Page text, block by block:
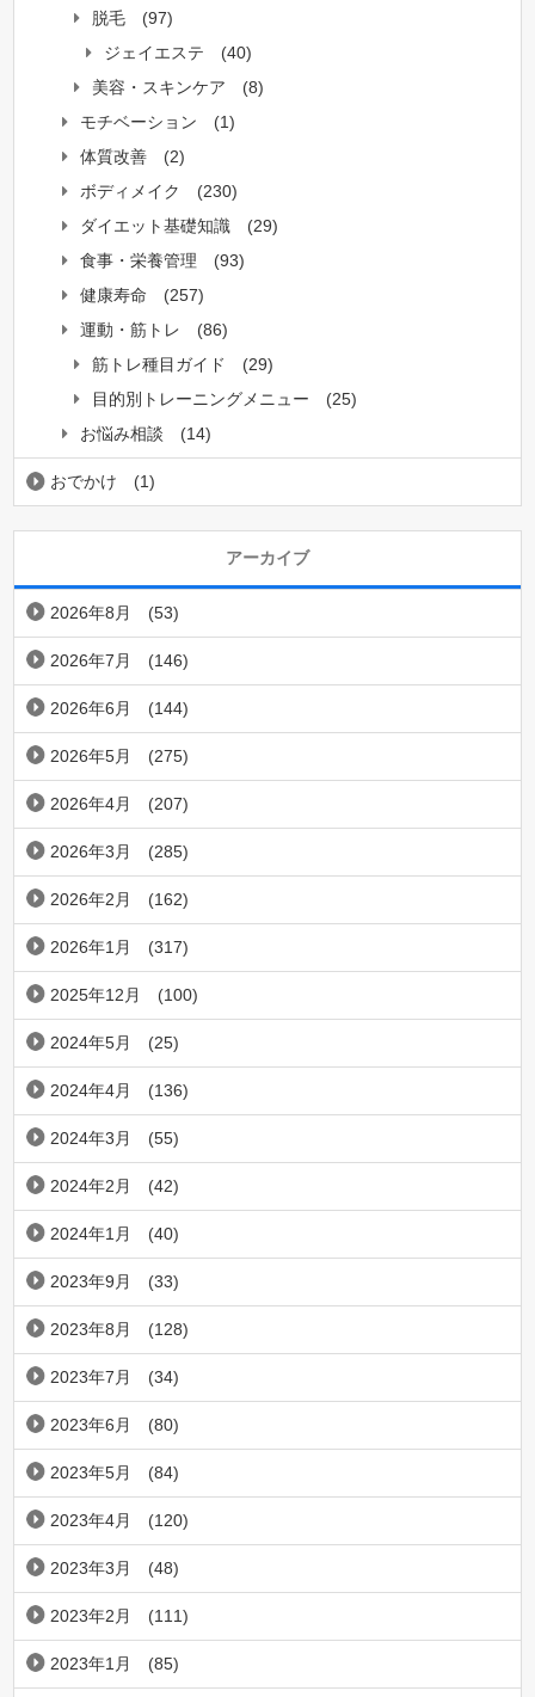
脱毛
(97)
ジェイエステ
(40)
美容・スキンケア
(8)
モチベーション
(1)
体質改善
(2)
ボディメイク
(230)
ダイエット基礎知識
(29)
食事・栄養管理
(93)
健康寿命
(257)
運動・筋トレ
(86)
筋トレ種目ガイド
(29)
目的別トレーニングメニュー
(25)
お悩み相談
(14)
おでかけ (1)
アーカイブ
2026年8月 (53)
2026年7月 (146)
2026年6月 (144)
2026年5月 (275)
2026年4月 (207)
2026年3月 (285)
2026年2月 (162)
2026年1月 (317)
2025年12月 (100)
2024年5月 (25)
2024年4月 (136)
2024年3月 (55)
2024年2月 (42)
2024年1月 (40)
2023年9月 (33)
2023年8月 (128)
2023年7月 (34)
2023年6月 (80)
2023年5月 (84)
2023年4月 (120)
2023年3月 (48)
2023年2月 (111)
2023年1月 (85)